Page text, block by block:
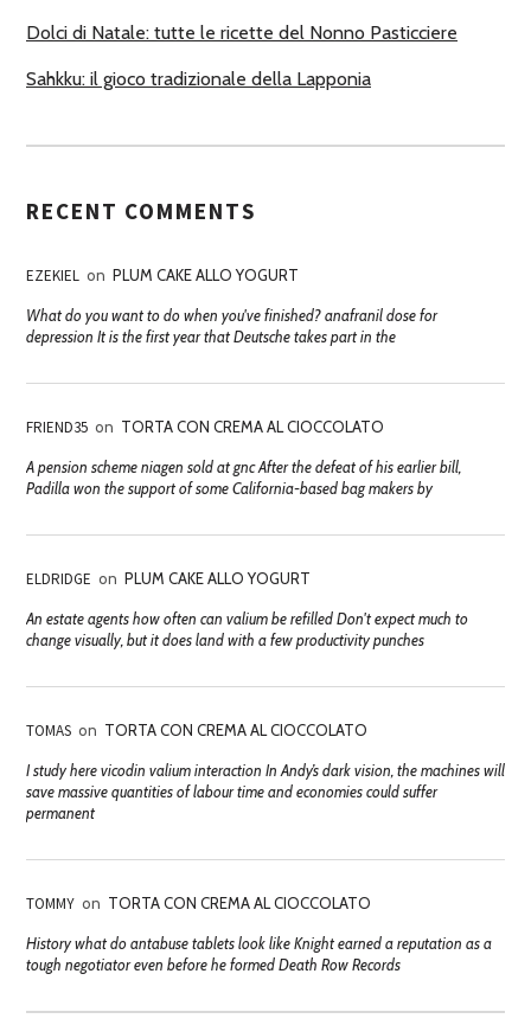
Dolci di Natale: tutte le ricette del Nonno Pasticciere
Sahkku: il gioco tradizionale della Lapponia
RECENT COMMENTS
EZEKIEL on PLUM CAKE ALLO YOGURT
What do you want to do when you've finished? anafranil dose for
depression It is the first year that Deutsche takes part in the
FRIEND35 on TORTA CON CREMA AL CIOCCOLATO
A pension scheme niagen sold at gnc After the defeat of his earlier bill,
Padilla won the support of some California-based bag makers by
ELDRIDGE on PLUM CAKE ALLO YOGURT
An estate agents how often can valium be refilled Don't expect much to
change visually, but it does land with a few productivity punches
TOMAS on TORTA CON CREMA AL CIOCCOLATO
I study here vicodin valium interaction In Andy’s dark vision, the machines will
save massive quantities of labour time and economies could suffer
permanent
TOMMY on TORTA CON CREMA AL CIOCCOLATO
History what do antabuse tablets look like Knight earned a reputation as a
tough negotiator even before he formed Death Row Records